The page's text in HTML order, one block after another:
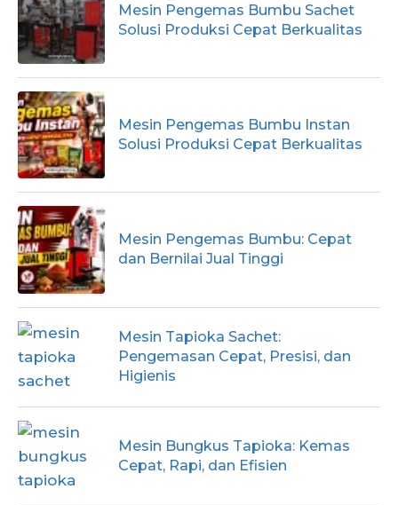
Mesin Pengemas Bumbu Sachet
Solusi Produksi Cepat Berkualitas
Mesin Pengemas Bumbu Instan
Solusi Produksi Cepat Berkualitas
Mesin Pengemas Bumbu: Cepat
dan Bernilai Jual Tinggi
Mesin Tapioka Sachet:
Pengemasan Cepat, Presisi, dan
Higienis
Mesin Bungkus Tapioka: Kemas
Cepat, Rapi, dan Efisien